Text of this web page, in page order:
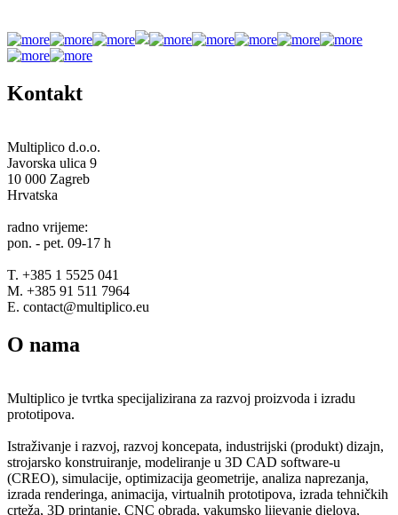
Kontakt
Multiplico d.o.o.
Javorska ulica 9
10 000 Zagreb
Hrvatska
radno vrijeme:
pon. - pet. 09-17 h
T. +385 1 5525 041
M. +385 91 511 7964
E. contact@multiplico.eu
O nama
Multiplico je tvrtka specijalizirana za razvoj proizvoda i izradu
prototipova.
Istraživanje i razvoj, razvoj koncepata, industrijski (produkt) dizajn,
strojarsko konstruiranje, modeliranje u 3D CAD software-u
(CREO), simulacije, optimizacija geometrije, analiza naprezanja,
izrada renderinga, animacija, virtualnih prototipova, izrada tehničkih
crteža, 3D printanje, CNC obrada, vakumsko lijevanje djelova,